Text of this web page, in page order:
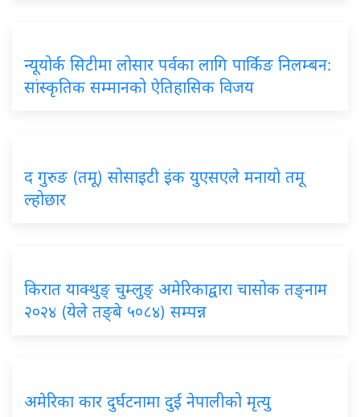
न्यूयोर्क सिटीमा लोसार पर्वका लागि पार्किङ निलम्बन:
सांस्कृतिक सम्मानको ऐतिहासिक विजय
द गुरुङ (तमू) सोसाइटी इंक युएसएले मनायो तमू
ल्होछार
किरात याक्थुङ् चुम्लुङ् अमेरिकाद्वारा चासोक तङ्नाम
२०२४ (येले तङ्बे ५०८४) सम्पन्न
अमेरिका कार दुर्घटनामा दुई नेपालीको मृत्यु